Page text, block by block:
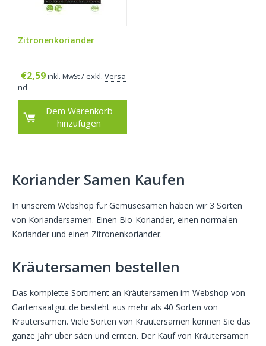
Zitronenkoriander
€2,59 inkl. MwSt/ exkl. Versa
nd
Dem Warenkorb
hinzufügen
Koriander Samen Kaufen
In unserem Webshop für Gemüsesamen haben wir 3 Sorten
von Koriandersamen. Einen Bio-Koriander, einen normalen
Koriander und einen Zitronenkoriander.
Kräutersamen bestellen
Das komplette Sortiment an Kräutersamen im Webshop von
Gartensaatgut.de besteht aus mehr als 40 Sorten von
Kräutersamen. Viele Sorten von Kräutersamen können Sie das
ganze Jahr über säen und ernten. Der Kauf von Kräutersamen